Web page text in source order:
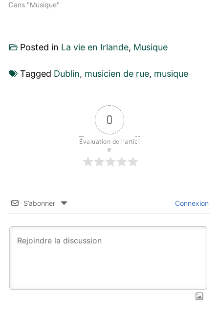
Dans "Musique"
Posted in La vie en Irlande, Musique
Tagged Dublin, musicien de rue, musique
0
Évaluation de l'articl
e
S’abonner Connexion